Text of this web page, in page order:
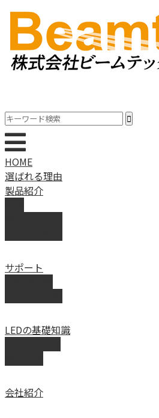
HOME
選ばれる理由
製品紹介
サポート
LEDの基礎知識
会社紹介